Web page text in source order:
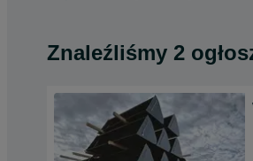
Znaleźliśmy 2